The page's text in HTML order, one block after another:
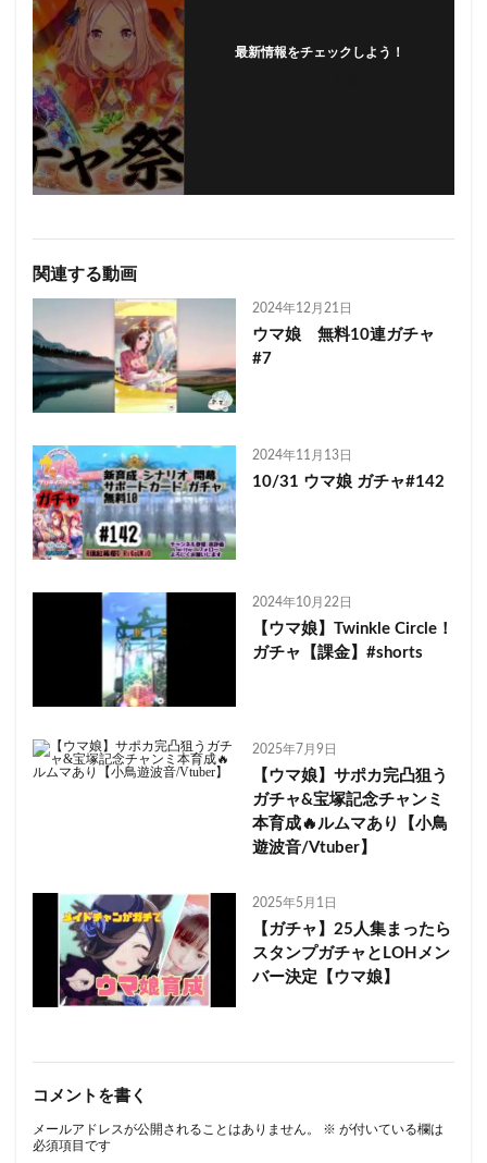
最新情報をチェックしよう！
関連する動画
2024年12月21日
ウマ娘 無料10連ガチャ
#7
2024年11月13日
10/31 ウマ娘 ガチャ#142
2024年10月22日
【ウマ娘】Twinkle Circle！
ガチャ【課金】#shorts
2025年7月9日
【ウマ娘】サポカ完凸狙う
ガチャ&宝塚記念チャンミ
本育成🔥ルムマあり【小鳥
遊波音/Vtuber】
2025年5月1日
【ガチャ】25人集まったら
スタンプガチャとLOHメン
バー決定【ウマ娘】
コメントを書く
メールアドレスが公開されることはありません。 ※ が付いている欄は
必須項目です